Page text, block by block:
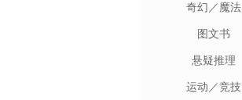
奇幻／魔法
图文书
悬疑推理
运动／竞技